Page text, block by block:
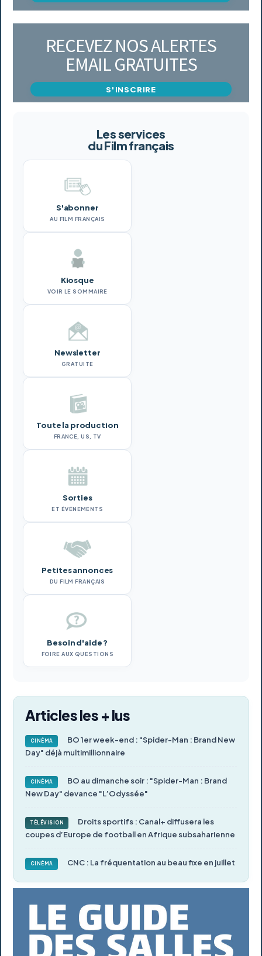
RECEVEZ NOS ALERTES
EMAIL GRATUITES
S'INSCRIRE
Les services
du Film français
S'abonner
AU FILM FRANÇAIS
Kiosque
VOIR LE SOMMAIRE
Newsletter
GRATUITE
Toute la production
FRANCE, US, TV
Sorties
ET ÉVÉNEMENTS
Petites annonces
DU FILM FRANÇAIS
Besoin d'aide ?
FOIRE AUX QUESTIONS
Articles les + lus
CINÉMA
BO 1er week-end : "Spider-Man : Brand New
Day" déjà multimillionnaire
CINÉMA
BO au dimanche soir : "Spider-Man : Brand
New Day" devance "L’Odyssée"
TÉLÉVISION
Droits sportifs : Canal+ diffusera les
coupes d’Europe de football en Afrique subsaharienne
CINÉMA CNC : La fréquentation au beau fixe en juillet